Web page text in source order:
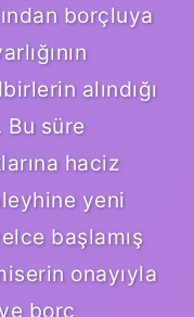
borçluya
alındığı
Bu süre
haciz
yeni
başlamış
onayıyla
borç